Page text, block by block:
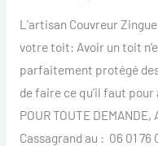
L’artisan Couvreur
votre toit: Avoir un toit
parfaitement protégé
de faire ce qu’il faut
POUR TOUTE
Cassagrand au : 06 01